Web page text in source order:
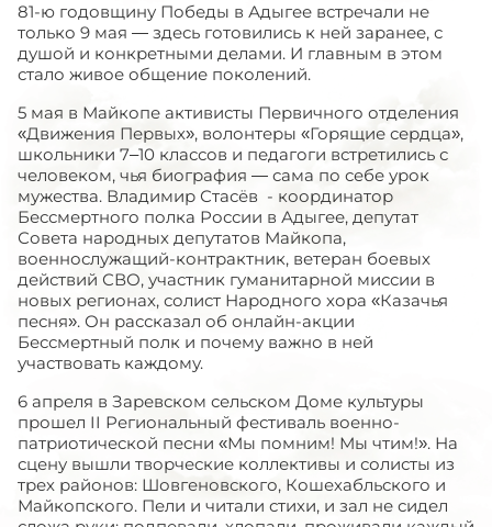
81-ю годовщину Победы в Адыгее встречали не
только 9 мая — здесь готовились к ней заранее, с
душой и конкретными делами. И главным в этом
стало живое общение поколений.
5 мая в Майкопе активисты Первичного отделения
«Движения Первых», волонтеры «Горящие сердца»,
школьники 7–10 классов и педагоги встретились с
человеком, чья биография — сама по себе урок
мужества. Владимир Стасёв - координатор
Бессмертного полка России в Адыгее, депутат
Совета народных депутатов Майкопа,
военнослужащий-контрактник, ветеран боевых
действий СВО, участник гуманитарной миссии в
новых регионах, солист Народного хора «Казачья
песня». Он рассказал об онлайн-акции
Бессмертный полк и почему важно в ней
участвовать каждому.
6 апреля в Заревском сельском Доме культуры
прошел II Региональный фестиваль военно-
патриотической песни «Мы помним! Мы чтим!». На
сцену вышли творческие коллективы и солисты из
трех районов: Шовгеновского, Кошехабльского и
Майкопского. Пели и читали стихи, и зал не сидел